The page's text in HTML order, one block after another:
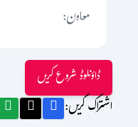
معاون:
ڈاؤنلوڈ شروع کریں
اشتراک کریں: